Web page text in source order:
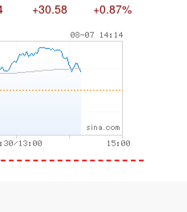
+9.42 +0.13%